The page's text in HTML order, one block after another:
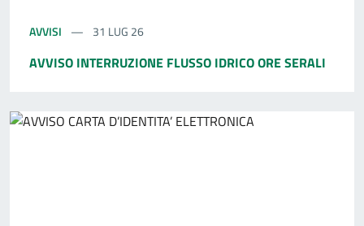
AVVISI 31 LUG 26
AVVISO INTERRUZIONE FLUSSO IDRICO ORE SERALI